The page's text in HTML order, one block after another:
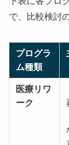
下表に各プロ
で、比較検討
プログ
ラム種
類